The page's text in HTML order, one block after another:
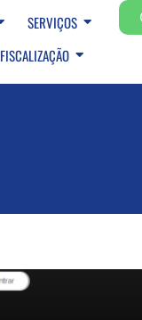
SERVIÇOS
FISCALIZAÇÃO